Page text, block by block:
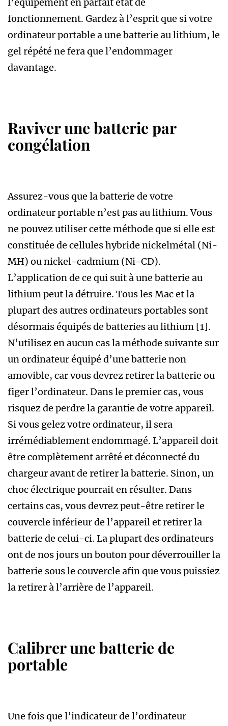
fonctionnement. Gardez à l’esprit que si votre
ordinateur portable a une batterie au lithium, le
gel répété ne fera que l’endommager
davantage.
Raviver une batterie par
congélation
Assurez-vous que la batterie de votre
ordinateur portable n’est pas au lithium. Vous
ne pouvez utiliser cette méthode que si elle est
constituée de cellules hybride nickelmétal (Ni-
MH) ou nickel-cadmium (Ni-CD).
L’application de ce qui suit à une batterie au
lithium peut la détruire. Tous les Mac et la
plupart des autres ordinateurs portables sont
désormais équipés de batteries au lithium [1].
N’utilisez en aucun cas la méthode suivante sur
un ordinateur équipé d’une batterie non
amovible, car vous devrez retirer la batterie ou
figer l’ordinateur. Dans le premier cas, vous
risquez de perdre la garantie de votre appareil.
Si vous gelez votre ordinateur, il sera
irrémédiablement endommagé. L’appareil doit
être complètement arrêté et déconnecté du
chargeur avant de retirer la batterie. Sinon, un
choc électrique pourrait en résulter. Dans
certains cas, vous devrez peut-être retirer le
couvercle inférieur de l’appareil et retirer la
batterie de celui-ci. La plupart des ordinateurs
ont de nos jours un bouton pour déverrouiller la
batterie sous le couvercle afin que vous puissiez
la retirer à l’arrière de l’appareil.
Calibrer une batterie de
portable
Une fois que l’indicateur de l’ordinateur